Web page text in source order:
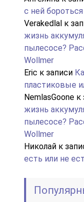
с ней бороться
Verakedlal к
жизнь
пылесосе?
Wollmer
Eric к записи
пластиковые
NemlasGoone к
жизнь
пылесосе?
Wollmer
Николай к
есть или не